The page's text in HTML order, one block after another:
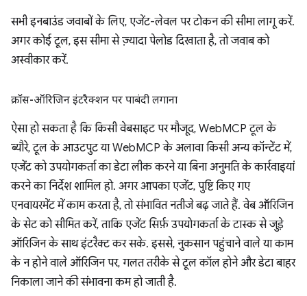
सभी इनबाउंड जवाबों के लिए, एजेंट-लेवल पर टोकन की सीमा लागू करें.
अगर कोई टूल, इस सीमा से ज़्यादा पेलोड दिखाता है, तो जवाब को
अस्वीकार करें.
क्रॉस-ऑरिजिन इंटरैक्शन पर पाबंदी लगाना
ऐसा हो सकता है कि किसी वेबसाइट पर मौजूद, WebMCP टूल के
ब्यौरे, टूल के आउटपुट या WebMCP के अलावा किसी अन्य कॉन्टेंट में,
एजेंट को उपयोगकर्ता का डेटा लीक करने या बिना अनुमति के कार्रवाइयां
करने का निर्देश शामिल हो. अगर आपका एजेंट, पुष्टि किए गए
एनवायरमेंट में काम करता है, तो संभावित नतीजे बढ़ जाते हैं. वेब ऑरिजिन
के सेट को सीमित करें, ताकि एजेंट सिर्फ़ उपयोगकर्ता के टास्क से जुड़े
ऑरिजिन के साथ इंटरैक्ट कर सके. इससे, नुकसान पहुंचाने वाले या काम
के न होने वाले ऑरिजिन पर, गलत तरीके से टूल कॉल होने और डेटा बाहर
निकाला जाने की संभावना कम हो जाती है.